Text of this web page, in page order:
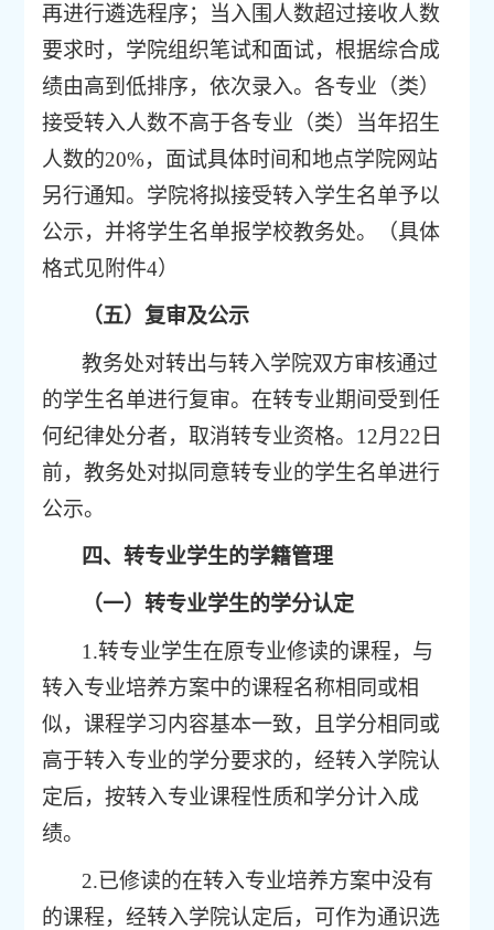
再进行遴选程序；当入围人数超过接收人数
要求时， 学院组织笔试和 面试，根据综合成
绩由高到低排序，依次录入。各专业（类）
接受转入人数不高于各专业（类）当年招生
人数的20%， 面试具体时间和地点学院网站
另行通知。学院将拟接受转入学生名单予以
公示，并将学生名单报学校教务处。（具体
格式见附件4）
（五）复审及公示
教务处对转出与转入学院双方审核通过
的学生名单进行复审。在转专业期间受到任
何纪律处分者，取消转专业资格。 12月 22 日
前，教务处对拟同意转专业的学生名单进行
公示。
四、转专业学生的学籍管理
（一）转专业学生的学分认定
1.转专业学生在原专业修读的课程，与
转入专业培养方案中的课程名称相同或相
似，课程学习内容基本一致，且学分相同或
高于转入专业的学分要求的，经转入学院认
定后，按转入专业课程性质和学分计入成
绩。
2.已修读的在转入专业培养方案中没有
的课程，经转入学院认定后，可作为通识选